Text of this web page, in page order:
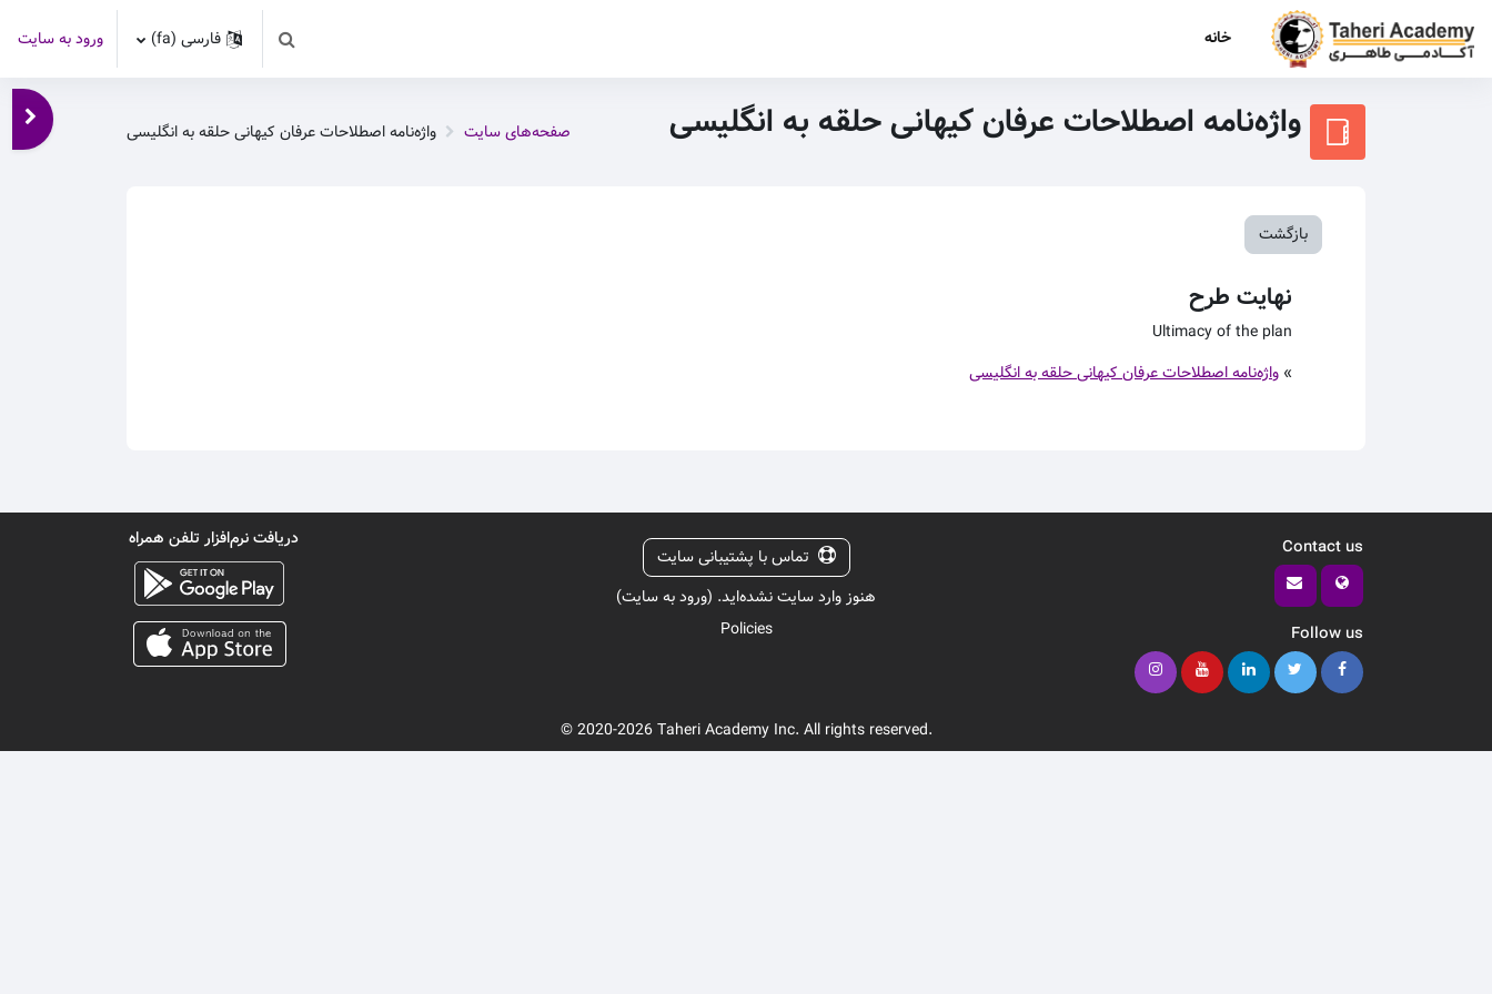
خانه
Toggle search input
فارسی ‎(fa)‎ ورود به سایت
واژه‌نامه اصطلاحات عرفان کیهانی حلقه به انگلیسی صفحه‌های سایت واژه‌نامه اصطلاحات عرفان کیهانی حلقه به انگلیسی
باز
بازگشت
نهایت طرح
Ultimacy of the plan
» واژه‌نامه اصطلاحات عرفان کیهانی حلقه به انگلیسی
Contact us
Follow us
تماس با پشتیبانی سایت
هنوز وارد سایت نشده‌اید. (ورود به سایت)
Policies
دریافت نرم‌افزار تلفن همراه
© 2020-2026 Taheri Academy Inc. All rights reserved.